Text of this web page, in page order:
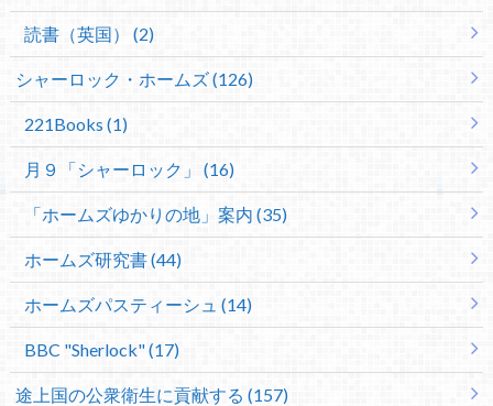
読書（英国） (2)
シャーロック・ホームズ (126)
221Books (1)
月９「シャーロック」 (16)
「ホームズゆかりの地」案内 (35)
ホームズ研究書 (44)
ホームズパスティーシュ (14)
BBC "Sherlock" (17)
途上国の公衆衛生に貢献する (157)